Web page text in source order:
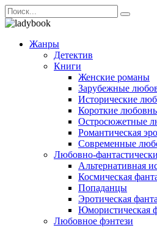
Перейти
к
содержанию
Search
for:
Жанры
Детектив
Книги
Женские романы
Зарубежные
Исторические
Короткие
Остросюжетные
Романтическая
Современные
Любовно-
Альтернативная
Космическая
Попаданцы
Эротическая
Юмористическая
Любовное фэнтези